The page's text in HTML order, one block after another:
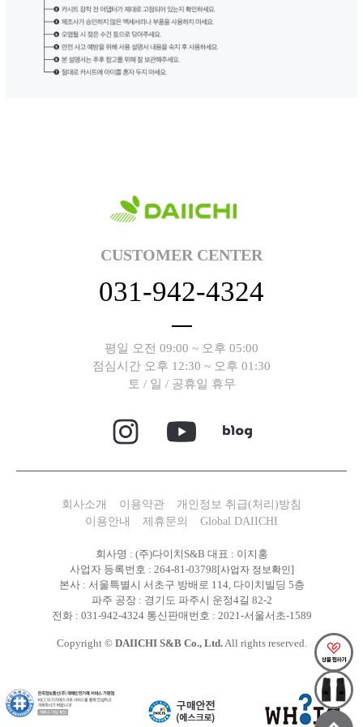
CUSTOMER CENTER
031-942-4324
평일 오전 09:00 ~ 오후 05:00
점심시간 오후 12:30 ~ 오후 01:30
토 / 일 / 공휴일 휴무
회사소개 이용약관
개인정보 취급(처리)방침
이용안내
제휴문의 Global DAIICHI
회사명 : (주)다이치S&B 대표 : 이지홍
사업자 등록번호 : 264-81-03798[사업자 정보확인]
본사 : 서울특별시 서초구 방배로 114, 다이치빌딩 5층
파주 공장 : 경기도 파주시 운정4길 82-2
전화 : 031-942-4324 통신판매번호 : 2021-서울서초-1589
Copyright © DAIICHI S&B Co., Ltd.All rights reserved.